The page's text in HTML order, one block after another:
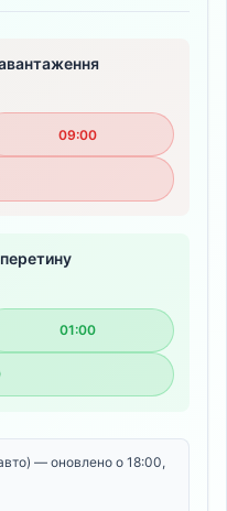
09:00
01:00
— оновлено о 18:00,